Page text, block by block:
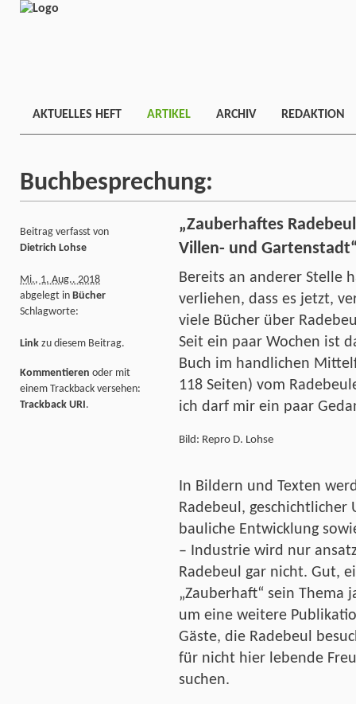
AKTUELLES HEFT ARTIKEL ARCHIV REDAKTION
Buchbesprechung:
„Zauberhaftes
Villen- und
Bereits an anderer Stelle
verliehen, dass es jetzt,
viele Bücher über
Seit ein paar Wochen ist
Buch im handlichen
118 Seiten) vom
ich darf mir ein paar
Bild: Repro D. Lohse
In Bildern und Texten
Radebeul, geschichtlicher
bauliche Entwicklung
– Industrie wird nur
Radebeul gar nicht. Gut,
„Zauberhaft“ sein Thema
um eine weitere
Gäste, die Radebeul
für nicht hier lebende
suchen.
Beitrag verfasst von
Dietrich Lohse
Mi., 1. Aug.. 2018
abgelegt in Bücher
Schlagworte:
Link zu diesem Beitrag.
Kommentieren oder mit
einem Trackback versehen:
Trackback URI.